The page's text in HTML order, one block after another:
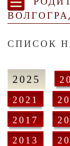
СПИСОК
2025
2021
2017
2013